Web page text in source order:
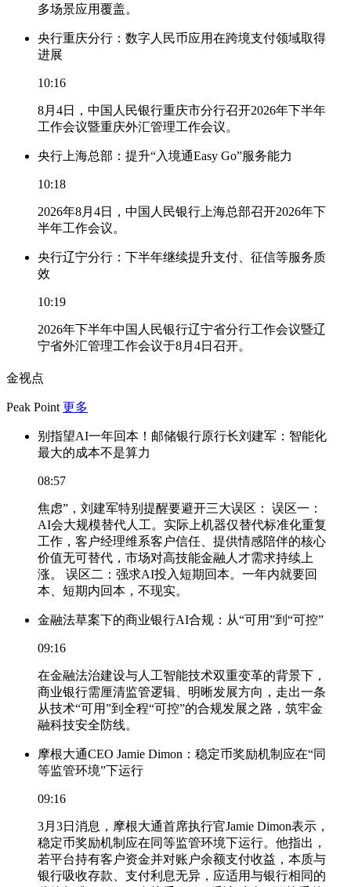
多场景应用覆盖。
央行重庆分行：数字人民币应用在跨境支付领域取得
进展
10:16
8月4日，中国人民银行重庆市分行召开2026年下半年
工作会议暨重庆外汇管理工作会议。
央行上海总部：提升“入境通Easy Go”服务能力
10:18
2026年8月4日，中国人民银行上海总部召开2026年下
半年工作会议。
央行辽宁分行：下半年继续提升支付、征信等服务质
效
10:19
2026年下半年中国人民银行辽宁省分行工作会议暨辽
宁省外汇管理工作会议于8月4日召开。
金视点
Peak Point 更多
别指望AI一年回本！邮储银行原行长刘建军：智能化
最大的成本不是算力
08:57
焦虑”，刘建军特别提醒要避开三大误区： 误区一：
AI会大规模替代人工。实际上机器仅替代标准化重复
工作，客户经理维系客户信任、提供情感陪伴的核心
价值无可替代，市场对高技能金融人才需求持续上
涨。 误区二：强求AI投入短期回本。一年内就要回
本、短期内回本，不现实。
金融法草案下的商业银行AI合规：从“可用”到“可控”
09:16
在金融法治建设与人工智能技术双重变革的背景下，
商业银行需厘清监管逻辑、明晰发展方向，走出一条
从技术“可用”到全程“可控”的合规发展之路，筑牢金
融科技安全防线。
摩根大通CEO Jamie Dimon：稳定币奖励机制应在“同
等监管环境”下运行
09:16
3月3日消息，摩根大通首席执行官Jamie Dimon表示，
稳定币奖励机制应在同等监管环境下运行。他指出，
若平台持有客户资金并对账户余额支付收益，本质与
银行吸收存款、支付利息无异，应适用与银行相同的